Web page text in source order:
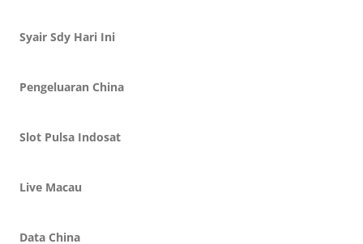
Syair Sdy Hari Ini
Pengeluaran China
Slot Pulsa Indosat
Live Macau
Data China